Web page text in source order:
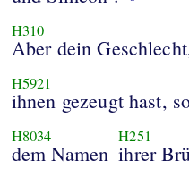
H310
Aber dein
H5921
ihnen gezeugt hast,
H8034
dem Namen
H251
ihrer